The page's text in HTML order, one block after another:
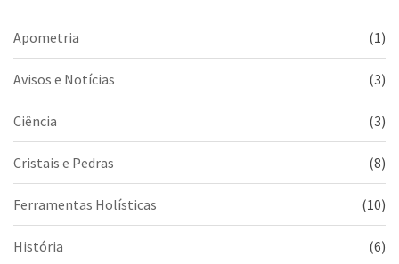
Apometria (1)
Avisos e Notícias (3)
Ciência (3)
Cristais e Pedras (8)
Ferramentas Holísticas (10)
História (6)